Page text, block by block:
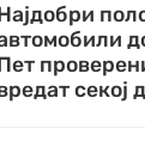
секој